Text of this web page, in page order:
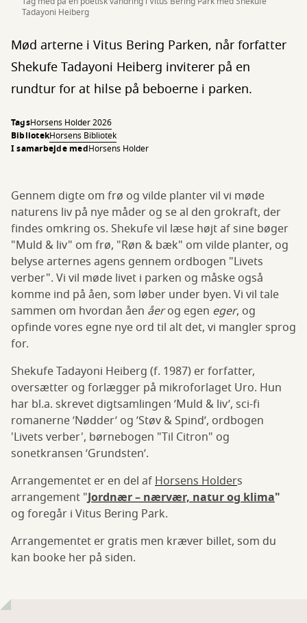
Tadayoni Heiberg
Mød arterne i Vitus Bering Parken, når forfatter
Shekufe Tadayoni Heiberg inviterer på en
rundtur for at hilse på beboerne i parken.
TagsHorsens Holder 2026
BibliotekHorsens Bibliotek
I samarbejde medHorsens Holder
Gennem digte om frø og vilde planter vil vi møde
naturens liv på nye måder og se al den grokraft, der
findes omkring os. Shekufe vil læse højt af sine bøger
"Muld & liv" om frø, "Røn & bæk" om vilde planter, og
belyse arternes agens gennem ordbogen "Livets
verber". Vi vil møde livet i parken og måske også
komme ind på åen, som løber under byen. Vi vil tale
sammen om hvordan åen åerog egen eger, og
opfinde vores egne nye ord til alt det, vi mangler sprog
for.
Shekufe Tadayoni Heiberg (f. 1987) er forfatter,
oversætter og forlægger på mikroforlaget Uro. Hun
har bl.a. skrevet digtsamlingen ’Muld & liv’, sci-fi
romanerne ’Nødder’ og ’Støv & Spind’, ordbogen
'Livets verber', børnebogen "Til Citron" og
sonetkransen ’Grundsten’.
Arrangementet er en del afHorsens Holders
arrangement "Jordnær – nærvær, natur og klima"
og foregår i Vitus Bering Park.
Arrangementet er gratis men kræver billet, som du
kan booke her på siden.